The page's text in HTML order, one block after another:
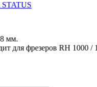
мм.
для фрезеров RH 1000 /